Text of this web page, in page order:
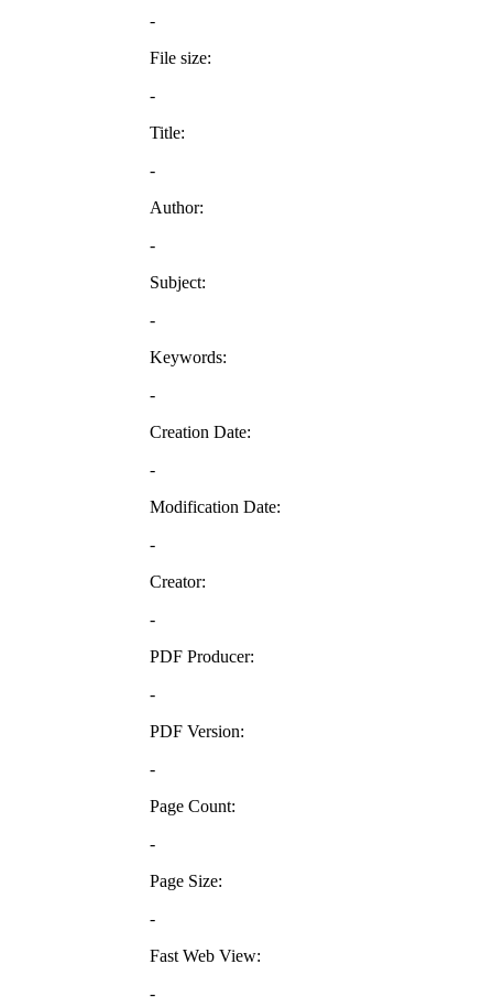
-
File size:
-
Title:
-
Author:
-
Subject:
-
Keywords:
-
Creation Date:
-
Modification Date:
-
Creator:
-
PDF Producer:
-
PDF Version:
-
Page Count:
-
Page Size:
-
Fast Web View:
-